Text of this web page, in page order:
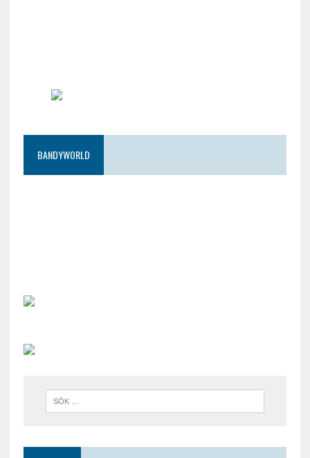
BANDYWORLD